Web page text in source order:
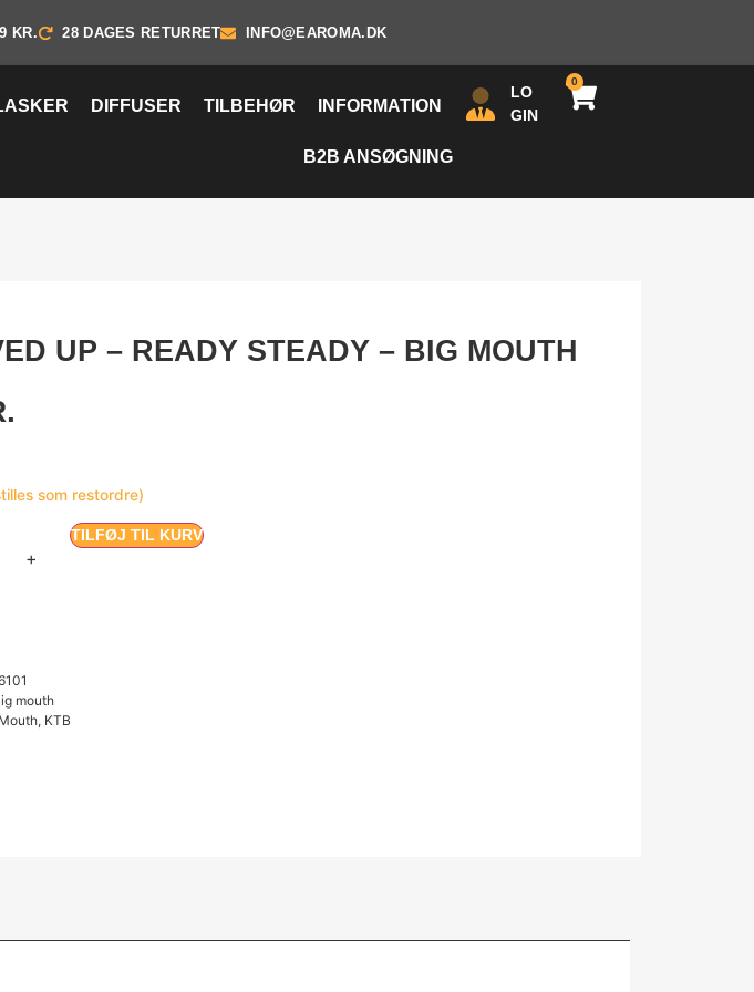
KR. 28 DAGES RETURRET INFO@EAROMA.DK
DIFFUSER TILBEHØR INFORMATION
B2B ANSØGNING
LO
GIN
0
UP – READY STEADY – BIG MOUTH
som restordre)
+
TILFØJ TIL KURV
mouth
, KTB